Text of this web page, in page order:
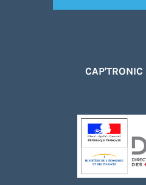
CAP'TRONIC